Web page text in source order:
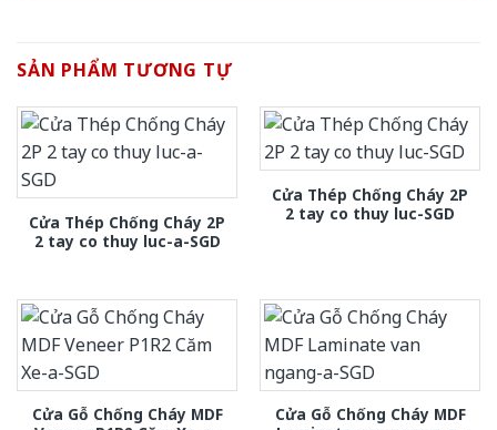
SẢN PHẨM TƯƠNG TỰ
Cửa Thép Chống Cháy 2P
2 tay co thuy luc-a-SGD
Cửa Thép Chống Cháy 2P
2 tay co thuy luc-SGD
Cửa Gỗ Chống Cháy MDF
Cửa Gỗ Chống Cháy MDF